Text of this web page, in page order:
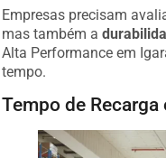
Empresas precisam
mas também a
Alta Performance em
tempo.
Tempo de